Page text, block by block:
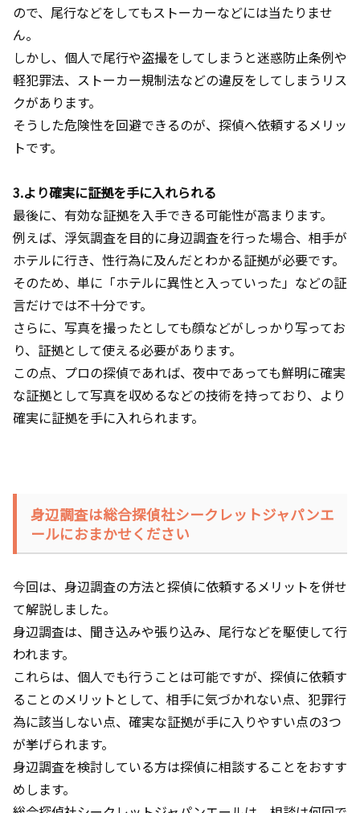
ので、尾行などをしてもストーカーなどには当たりませ
ん。
しかし、個人で尾行や盗撮をしてしまうと迷惑防止条例や
軽犯罪法、ストーカー規制法などの違反をしてしまうリス
クがあります。
そうした危険性を回避できるのが、探偵へ依頼するメリッ
トです。
3.より確実に証拠を手に入れられる
最後に、有効な証拠を入手できる可能性が高まります。
例えば、浮気調査を目的に身辺調査を行った場合、相手が
ホテルに行き、性行為に及んだとわかる証拠が必要です。
そのため、単に「ホテルに異性と入っていった」などの証
言だけでは不十分です。
さらに、写真を撮ったとしても顔などがしっかり写ってお
り、証拠として使える必要があります。
この点、プロの探偵であれば、夜中であっても鮮明に確実
な証拠として写真を収めるなどの技術を持っており、より
確実に証拠を手に入れられます。
身辺調査は総合探偵社シークレットジャパンエ
ールにおまかせください
今回は、身辺調査の方法と探偵に依頼するメリットを併せ
て解説しました。
身辺調査は、聞き込みや張り込み、尾行などを駆使して行
われます。
これらは、個人でも行うことは可能ですが、探偵に依頼す
ることのメリットとして、相手に気づかれない点、犯罪行
為に該当しない点、確実な証拠が手に入りやすい点の3つ
が挙げられます。
身辺調査を検討している方は探偵に相談することをおすす
めします。